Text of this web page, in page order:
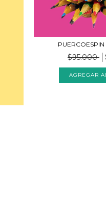
$95.000
AGREGAR